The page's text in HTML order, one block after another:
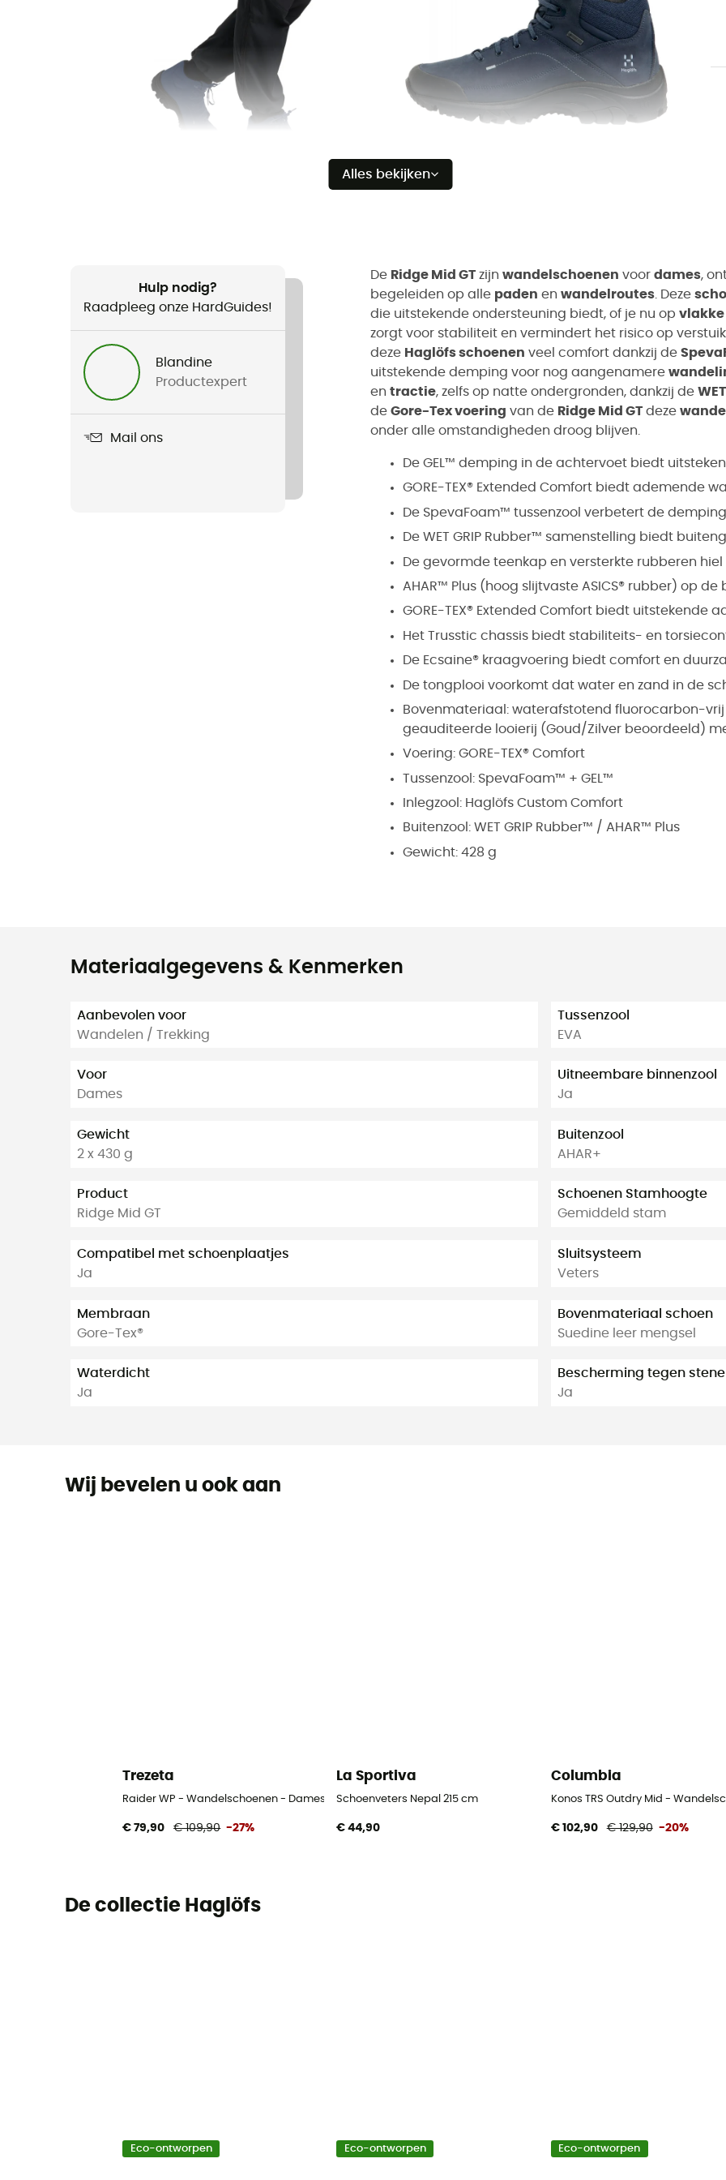
Alles bekijken
Hulp nodig?
Raadpleeg onze HardGuides!
Blandine
Productexpert
Mail ons
De Ridge Mid GT zijn wandelschoenen voor dames,
begeleiden op alle paden en wandelroutes . Deze
die uitstekende ondersteuning biedt, of je nu op vlakke
zorgt voor stabiliteit en vermindert het risico op
deze Haglöfs schoenen veel comfort dankzij de
uitstekende demping voor nog aangenamere
en tractie, zelfs op natte ondergronden, dankzij de
de Gore-Tex voering van de Ridge Mid GT deze
onder alle omstandigheden droog blijven.
De GEL™ demping in de achtervoet biedt
GORE-TEX® Extended Comfort biedt ademende
De SpevaFoam™ tussenzool verbetert de
De WET GRIP Rubber™ samenstelling biedt
De gevormde teenkap en versterkte rubberen
AHAR™ Plus (hoog slijtvaste ASICS® rubber) op
GORE-TEX® Extended Comfort biedt uitstekende
Het Trusstic chassis biedt stabiliteits- en
De Ecsaine® kraagvoering biedt comfort en
De tongplooi voorkomt dat water en zand in de
Bovenmateriaal: waterafstotend fluorocarbon-vrij
geauditeerde looierij (Goud/Zilver beoordeeld)
Voering: GORE-TEX® Comfort
Tussenzool: SpevaFoam™ + GEL™
Inlegzool: Haglöfs Custom Comfort
Buitenzool: WET GRIP Rubber™ / AHAR™ Plus
Gewicht: 428 g
Materiaalgegevens & Kenmerken
Aanbevolen voor
Wandelen / Trekking
Voor
Dames
Gewicht
2 x 430 g
Product
Ridge Mid GT
Compatibel met schoenplaatjes
Ja
Membraan
Gore-Tex®
Waterdicht
Ja
Tussenzool
EVA
Uitneembare binnenzool
Ja
Buitenzool
AHAR+
Schoenen Stamhoogte
Gemiddeld stam
Sluitsysteem
Veters
Bovenmateriaal schoen
Suedine leer mengsel
Bescherming tegen
Ja
Wij bevelen u ook aan
Trezeta
Raider WP - Wandelschoenen - Dames
€ 79,90 € 109,90 -27%
La Sportiva
Schoenveters Nepal 215 cm
€ 44,90
Columbia
Konos TRS Outdry Mid -
€ 102,90 € 129,90 -20%
De collectie Haglöfs
Eco-ontworpen Eco-ontworpen Eco-ontworpen